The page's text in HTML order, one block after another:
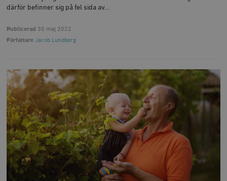
därför befinner sig på fel sida av…
Publicerad 30 maj 2022
Författare Jacob Lundberg